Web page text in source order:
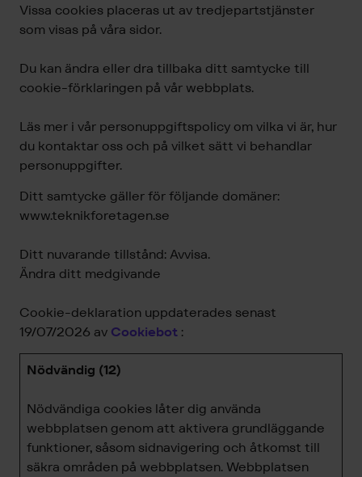
Vissa cookies placeras ut av tredjepartstjänster
som visas på våra sidor.
Du kan ändra eller dra tillbaka ditt samtycke till
cookie-förklaringen på vår webbplats.
Läs mer i vår personuppgiftspolicy om vilka vi är, hur
du kontaktar oss och på vilket sätt vi behandlar
personuppgifter.
Ditt samtycke gäller för följande domäner:
www.teknikforetagen.se
Ditt nuvarande tillstånd: Avvisa.
Ändra ditt medgivande
Cookie-deklaration uppdaterades senast
19/07/2026 av Cookiebot :
Nödvändig (12)
Nödvändiga cookies låter dig använda
webbplatsen genom att aktivera grundläggande
funktioner, såsom sidnavigering och åtkomst till
säkra områden på webbplatsen. Webbplatsen